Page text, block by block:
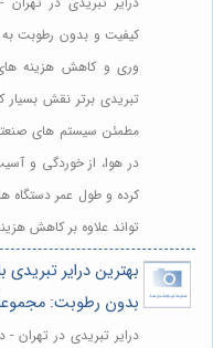
کیفیت و بدون رطوبت به
وری و کاهش هزینه های
تبریدی برتر نقش
مطمئن سیستم های
در هوا، از خوردگی و
کرده و طول عمر دستگاه
تواند علاوه بر کاهش
بهترین درایر
بدون رطوبت:
درایر تبریدی در تهران